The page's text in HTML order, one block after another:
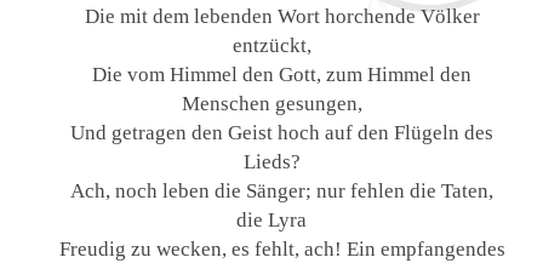
Die mit dem lebenden Wort horchende Völker
entzückt,
Die vom Himmel den Gott, zum Himmel den
Menschen gesungen,
Und getragen den Geist hoch auf den Flügeln des
Lieds?
Ach, noch leben die Sänger; nur fehlen die Taten,
die Lyra
Freudig zu wecken, es fehlt, ach! Ein empfangendes